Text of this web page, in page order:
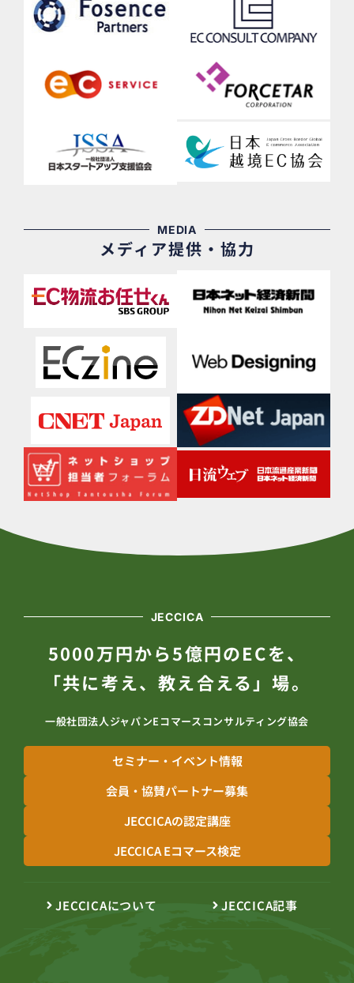
MEDIA
メディア提供・協力
JECCICA
5000万円から5億円のECを、
「共に考え、教え合える」場。
一般社団法人ジャパンEコマースコンサルティング協会
セミナー・イベント情報
会員・協賛パートナー募集
JECCICAの認定講座
JECCICA Eコマース検定
JECCICAについて JECCICA記事